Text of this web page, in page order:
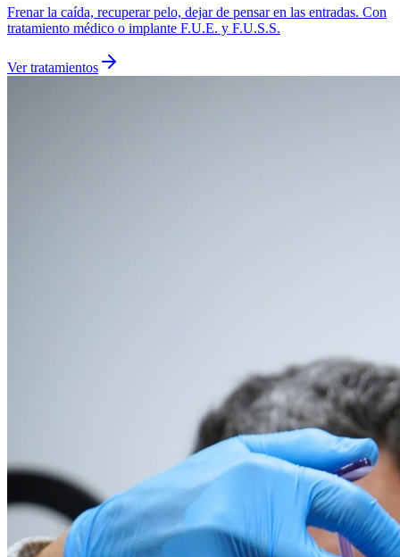
Frenar la caída, recuperar pelo, dejar de pensar en las entradas. Con
tratamiento médico o implante F.U.E. y F.U.S.S.
Ver tratamientos